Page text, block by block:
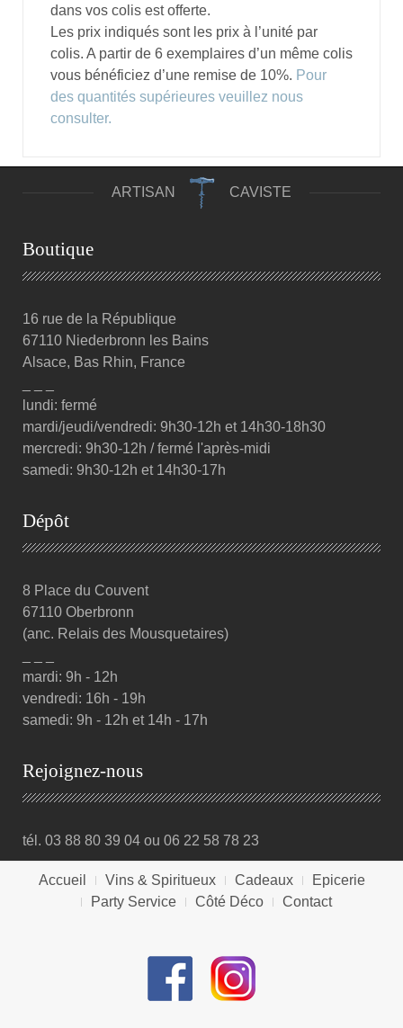
dans vos colis est offerte.
Les prix indiqués sont les prix à l’unité par
colis. A partir de 6 exemplaires d’un même colis
vous bénéficiez d’une remise de 10%. Pour
des quantités supérieures veuillez nous
consulter.
ARTISAN CAVISTE
Boutique
16 rue de la République
67110 Niederbronn les Bains
Alsace, Bas Rhin, France
lundi: fermé
mardi/jeudi/vendredi: 9h30-12h et 14h30-18h30
mercredi: 9h30-12h / fermé l'après-midi
samedi: 9h30-12h et 14h30-17h
Dépôt
8 Place du Couvent
67110 Oberbronn
(anc. Relais des Mousquetaires)
mardi: 9h - 12h
vendredi: 16h - 19h
samedi: 9h - 12h et 14h - 17h
Rejoignez-nous
tél. 03 88 80 39 04 ou 06 22 58 78 23
Accueil Vins & Spiritueux Cadeaux
Epicerie
Party Service
Côté Déco Contact